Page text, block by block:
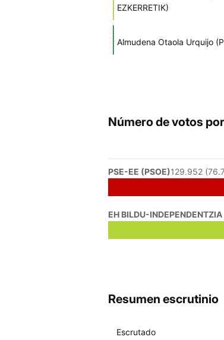
EZKERRETIK)
Almudena Otaola Urquijo
Número de votos
PSE-EE (PSOE)129.952
EH BILDU-INDEPENDENTZIA
Resumen escrutinio
Escrutado